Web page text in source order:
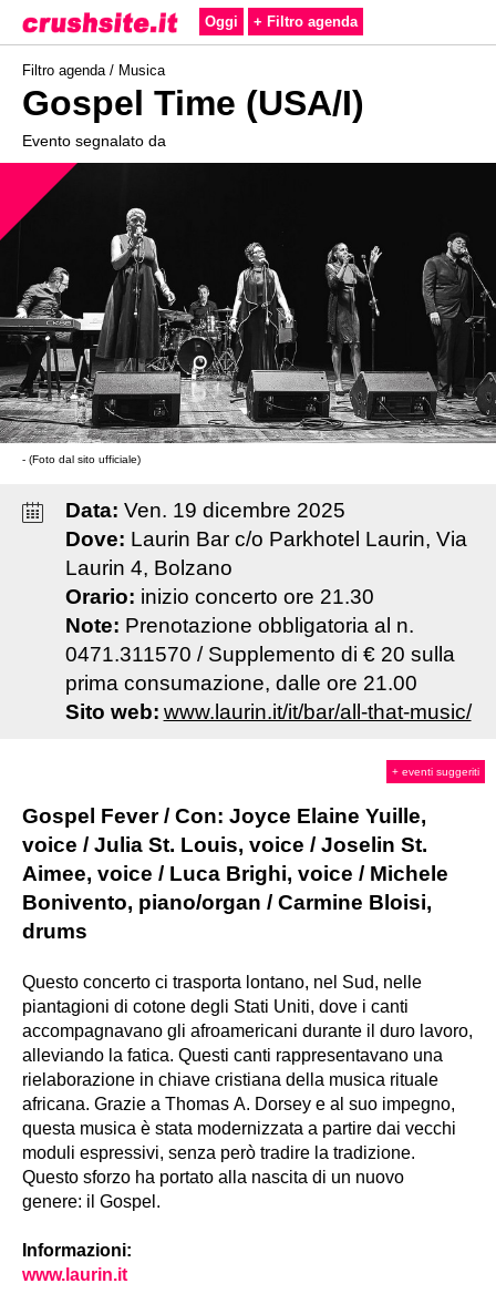
Oggi + Filtro agenda
Filtro agenda / Musica
Gospel Time (USA/I)
Evento segnalato da
- (Foto dal sito ufficiale)
Data: Ven. 19 dicembre 2025
Dove: Laurin Bar c/o Parkhotel Laurin, Via
Laurin 4, Bolzano
Orario: inizio concerto ore 21.30
Note: Prenotazione obbligatoria al n.
0471.311570 / Supplemento di € 20 sulla
prima consumazione, dalle ore 21.00
Sito web: www.laurin.it/it/bar/all-that-music/
+ eventi suggeriti
Gospel Fever / Con: Joyce Elaine Yuille,
voice / Julia St. Louis, voice / Joselin St.
Aimee, voice / Luca Brighi, voice / Michele
Bonivento, piano/organ / Carmine Bloisi,
drums
Questo concerto ci trasporta lontano, nel Sud, nelle
piantagioni di cotone degli Stati Uniti, dove i canti
accompagnavano gli afroamericani durante il duro lavoro,
alleviando la fatica. Questi canti rappresentavano una
rielaborazione in chiave cristiana della musica rituale
africana. Grazie a Thomas A. Dorsey e al suo impegno,
questa musica è stata modernizzata a partire dai vecchi
moduli espressivi, senza però tradire la tradizione.
Questo sforzo ha portato alla nascita di un nuovo
genere: il Gospel.
Informazioni:
www.laurin.it